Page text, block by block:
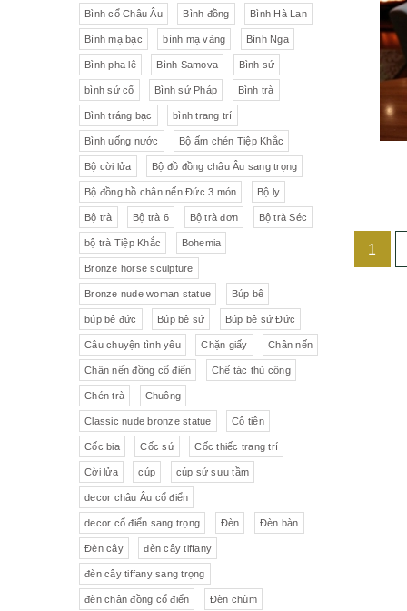
1
Đồ trang trí khác Đèn
Đồ sứ khác Tranh sơn dầu
Đồ sứ nhỏ Đôn bình
Âu sứ có nắp Gạt tàn
Ly pha lê Liễn cổ
Đồ sứ hồng Đồ sứ
Liễn sứ Đồng hồ quả lê
Đồng hồ Đèn chùm
Đèn chùm pha lê Tiệp
Đồng hồ để bàn Đồ nội thất
Pha lê màu đắp hoa nổi
Pha lê Đĩa trang trí
Sứ hồng
Ấm chén sứ Tiệp Bộ trà
Sữa
Liên Xô
Cộng hòa Séc- chợ đồ cổ Praha
pha lê Tiệp Đồ sứ Tiệp
Sứ Đức Italia, Germany
VebR- Đức Royal Schwabap
H&C - Séc Bohemia
Đức
Bavaria Nutrilon
Fonderie Bords de Seine
Chế tác thủ công Hennessy
Johnie Walker Pháp
L'art Bronze Qualité France
Karlovy Vary
Bình cổ Châu Âu Bình đồng Bình Hà Lan
Bình mạ bạc bình mạ vàng Bình Nga
Bình pha lê Bình Samova Bình sứ
bình sứ cổ Bình sứ Pháp Bình trà
Bình tráng bạc bình trang trí
Bình uống nước Bộ ấm chén Tiệp Khắc
Bộ cời lửa Bộ đồ đồng châu Âu sang trọng
Bộ đồng hồ chân nến Đức 3 món Bộ ly
Bộ trà Bộ trà 6 Bộ trà đơn Bộ trà Séc
bộ trà Tiệp Khắc Bohemia
Bronze horse sculpture
Bronze nude woman statue Búp bê
búp bê đức Búp bê sứ Búp bê sứ Đức
Câu chuyện tình yêu Chặn giấy Chân nến
Chân nến đồng cổ điển Chế tác thủ công
Chén trà Chuông
Classic nude bronze statue Cô tiên
Cốc bia Cốc sứ Cốc thiếc trang trí
Cời lửa cúp cúp sứ sưu tầm
decor châu Âu cổ điển
decor cổ điển sang trọng Đèn Đèn bàn
Đèn cây đèn cây tiffany
đèn cây tiffany sang trọng
đèn chân đồng cổ điển Đèn chùm